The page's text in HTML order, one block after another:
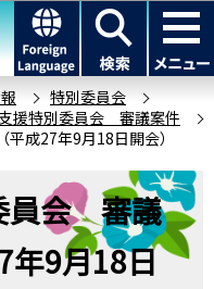
へ移動
特別委員会
援特別委員会 審議案件
成27年9月18日開会）
員会 審議
年9月18日